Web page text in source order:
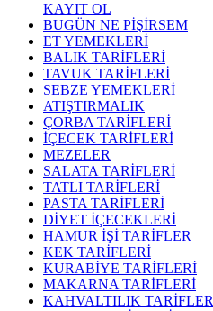
KAYIT OL
BUGÜN NE PİŞİRSEM
ET YEMEKLERİ
BALIK TARİFLERİ
TAVUK TARİFLERİ
SEBZE YEMEKLERİ
ATIŞTIRMALIK
ÇORBA TARİFLERİ
İÇECEK TARİFLERİ
MEZELER
SALATA TARİFLERİ
TATLI TARİFLERİ
PASTA TARİFLERİ
DİYET İÇECEKLERİ
HAMUR İŞİ TARİFLER
KEK TARİFLERİ
KURABİYE TARİFLERİ
MAKARNA TARİFLERİ
KAHVALTILIK TARİFLER